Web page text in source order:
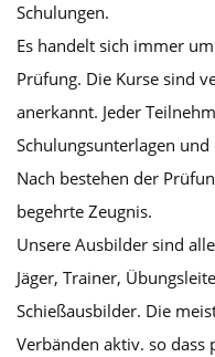
Schulungen.
Es handelt sich immer
Prüfung. Die Kurse sind
anerkannt. Jeder
Schulungsunterlagen
Nach bestehen der
begehrte Zeugnis.
Unsere Ausbilder sind
Jäger, Trainer,
Schießausbilder. Die
Verbänden aktiv. so